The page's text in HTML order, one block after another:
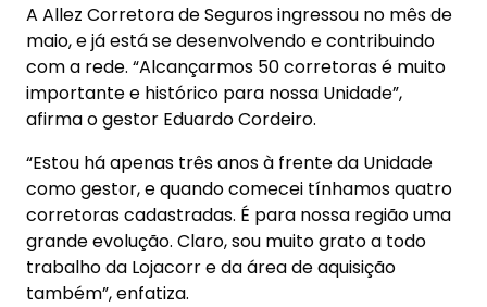
A Allez Corretora de Seguros ingressou no mês de
maio, e já está se desenvolvendo e contribuindo
com a rede. “Alcançarmos 50 corretoras é muito
importante e histórico para nossa Unidade”,
afirma o gestor Eduardo Cordeiro.
“Estou há apenas três anos à frente da Unidade
como gestor, e quando comecei tínhamos quatro
corretoras cadastradas. É para nossa região uma
grande evolução. Claro, sou muito grato a todo
trabalho da Lojacorr e da área de aquisição
também”, enfatiza.